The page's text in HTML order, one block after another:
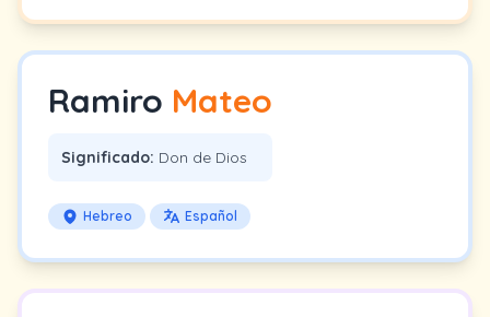
Ramiro Mateo
Significado: Don de Dios
Hebreo Español